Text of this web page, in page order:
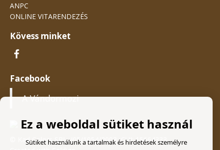
ANPC
ONLINE VITARENDEZÉS
Kövess minket
Facebook
A Vándormozi
© Kad Colors SRL, J05/1054/2003, CUI: 15664333
Ez a weboldal sütiket használ
Sütiket használunk a tartalmak és hirdetések személyre